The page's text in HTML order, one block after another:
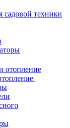
садовой техники